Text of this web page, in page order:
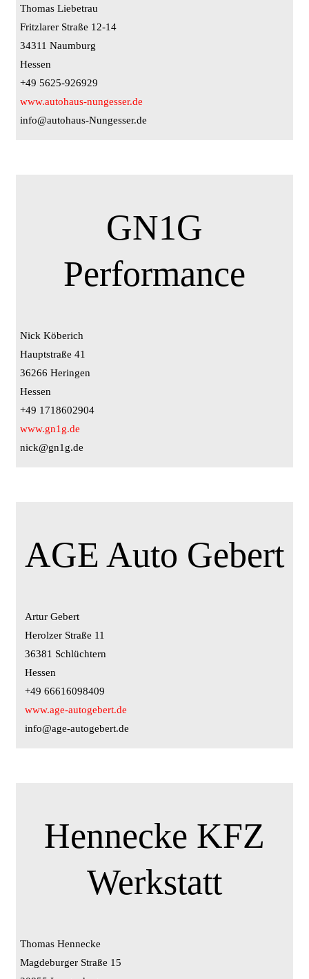
Thomas Liebetrau
Fritzlarer Straße 12-14
34311 Naumburg
Hessen
+49 5625-926929
www.autohaus-nungesser.de
info@autohaus-Nungesser.de
GN1G
Performance
Nick Köberich
Hauptstraße 41
36266 Heringen
Hessen
+49 1718602904
www.gn1g.de
nick@gn1g.de
AGE Auto Gebert
Artur Gebert
Herolzer Straße 11
36381 Schlüchtern
Hessen
+49 66616098409
www.age-autogebert.de
info@age-autogebert.de
Hennecke KFZ
Werkstatt
Thomas Hennecke
Magdeburger Straße 15